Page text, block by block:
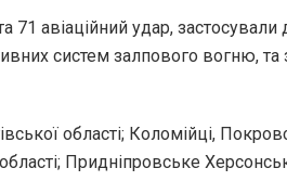
71 авіаційний удар, застосували
систем залпового вогню, та
області; Коломійці,
Придніпровське